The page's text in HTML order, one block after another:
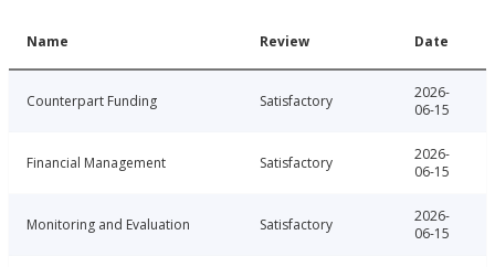
Name Review Date
Counterpart Funding Satisfactory
2026-
06-15
Financial Management Satisfactory
2026-
06-15
Monitoring and Evaluation Satisfactory
2026-
06-15